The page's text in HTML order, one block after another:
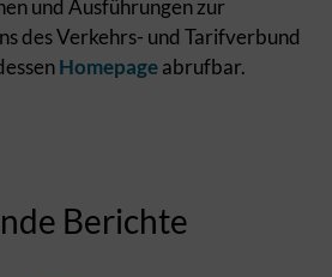
und Ausführungen zur
des Verkehrs- und Tarifverbund
Homepageabrufbar.
Berichte